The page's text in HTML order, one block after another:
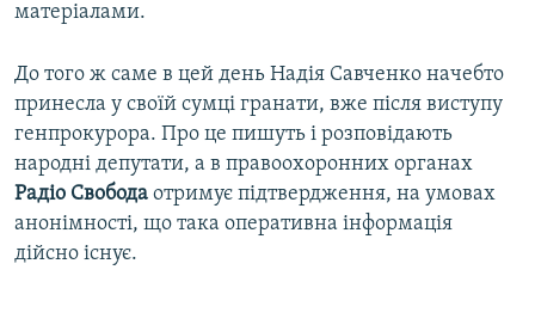
матеріалами.
До того ж саме в цей день Надія Савченко начебто
принесла у своїй сумці гранати, вже після виступу
генпрокурора. Про це пишуть і розповідають
народні депутати, а в правоохоронних органах
Радіо Свобода отримує підтвердження, на умовах
анонімності, що така оперативна інформація
дійсно існує.